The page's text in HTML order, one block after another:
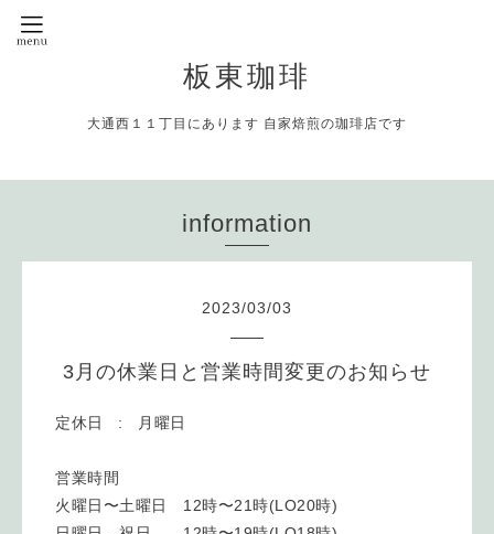
板東珈琲
大通西１１丁目にあります 自家焙煎の珈琲店です
information
2023/03/03
3月の休業日と営業時間変更のお知らせ
定休日 : 月曜日
営業時間
火曜日〜土曜日 12時〜21時(LO20時)